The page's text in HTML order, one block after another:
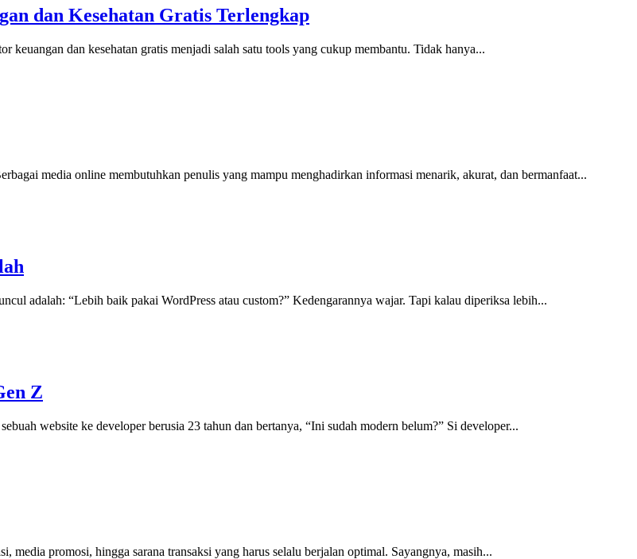
dan Kesehatan Gratis Terlengkap
dan kesehatan gratis menjadi salah satu tools yang cukup membantu. Tidak hanya...
media online membutuhkan penulis yang mampu menghadirkan informasi menarik, akurat, dan bermanfaat...
adalah: “Lebih baik pakai WordPress atau custom?” Kedengarannya wajar. Tapi kalau diperiksa lebih...
Z
website ke developer berusia 23 tahun dan bertanya, “Ini sudah modern belum?” Si developer...
media promosi, hingga sarana transaksi yang harus selalu berjalan optimal. Sayangnya, masih...